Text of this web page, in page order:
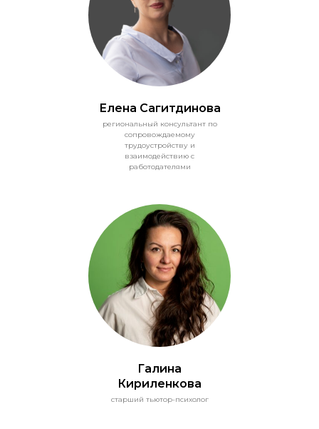
Елена Сагитдинова
региональный консультант по
сопровождаемому
трудоустройству и
взаимодействию с
работодателями
Галина
Кириленкова
старший тьютор-психолог